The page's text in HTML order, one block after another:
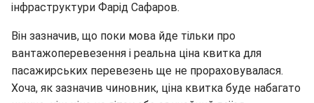
інфраструктури Фарід Сафаров.
Він зазначив, що поки мова йде тільки про
вантажоперевезення і реальна ціна квитка для
пасажирських перевезень ще не прораховувалася.
Хоча, як зазначив чиновник, ціна квитка буде набагато